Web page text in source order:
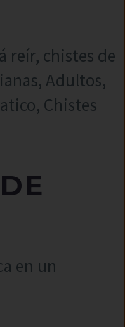
reír, chistes de
Adultos,
Chistes
en un